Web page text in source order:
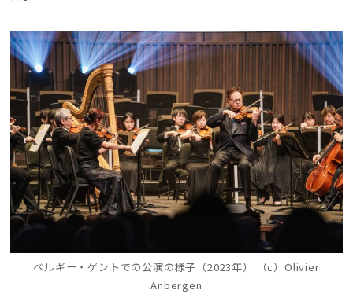
ベルギー・ゲントでの公演の様子（2023年） （c）Olivier
Anbergen